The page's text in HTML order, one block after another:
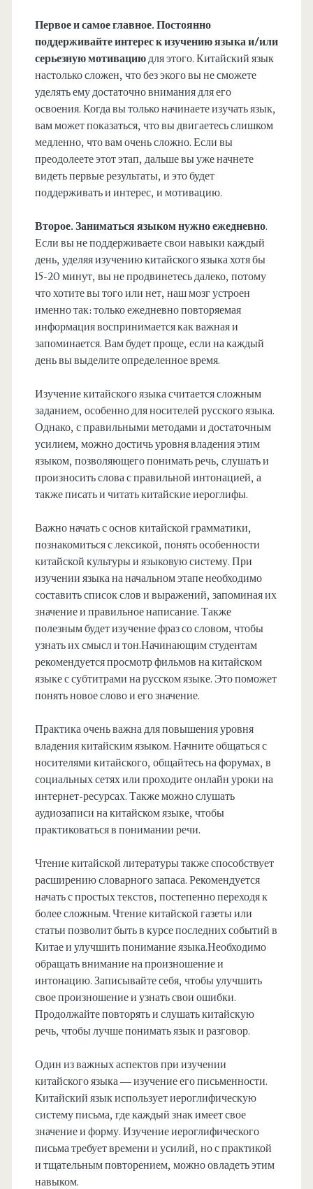
Первое и самое главное. Постоянно
поддерживайте интерес к изучению языка и/или
серьезную мотивациюдля этого. Китайский язык
настолько сложен, что без экого вы не сможете
уделять ему достаточно внимания для его
освоения. Когда вы только начинаете изучать язык,
вам может показаться, что вы двигаетесь слишком
медленно, что вам очень сложно. Если вы
преодолеете этот этап, дальше вы уже начнете
видеть первые результаты, и это будет
поддерживать и интерес, и мотивацию.
Второе. Заниматься языком нужно ежедневно.
Если вы не поддерживаете свои навыки каждый
день, уделяя изучению китайского языка хотя бы
15-20 минут, вы не продвинетесь далеко, потому
что хотите вы того или нет, наш мозг устроен
именно так: только ежедневно повторяемая
информация воспринимается как важная и
запоминается. Вам будет проще, если на каждый
день вы выделите определенное время.
Изучение китайского языка считается сложным
заданием, особенно для носителей русского языка.
Однако, с правильными методами и достаточным
усилием, можно достичь уровня владения этим
языком, позволяющего понимать речь, слушать и
произносить слова с правильной интонацией, а
также писать и читать китайские иероглифы.
Важно начать с основ китайской грамматики,
познакомиться с лексикой, понять особенности
китайской культуры и языковую систему. При
изучении языка на начальном этапе необходимо
составить список слов и выражений, запоминая их
значение и правильное написание. Также
полезным будет изучение фраз со словом, чтобы
узнать их смысл и тон.Начинающим студентам
рекомендуется просмотр фильмов на китайском
языке с субтитрами на русском языке. Это поможет
понять новое слово и его значение.
Практика очень важна для повышения уровня
владения китайским языком. Начните общаться с
носителями китайского, общайтесь на форумах, в
социальных сетях или проходите онлайн уроки на
интернет-ресурсах. Также можно слушать
аудиозаписи на китайском языке, чтобы
практиковаться в понимании речи.
Чтение китайской литературы также способствует
расширению словарного запаса. Рекомендуется
начать с простых текстов, постепенно переходя к
более сложным. Чтение китайской газеты или
статьи позволит быть в курсе последних событий в
Китае и улучшить понимание языка.Необходимо
обращать внимание на произношение и
интонацию. Записывайте себя, чтобы улучшить
свое произношение и узнать свои ошибки.
Продолжайте повторять и слушать китайскую
речь, чтобы лучше понимать язык и разговор.
Один из важных аспектов при изучении
китайского языка — изучение его письменности.
Китайский язык использует иероглифическую
систему письма, где каждый знак имеет свое
значение и форму. Изучение иероглифического
письма требует времени и усилий, но с практикой
и тщательным повторением, можно овладеть этим
навыком.